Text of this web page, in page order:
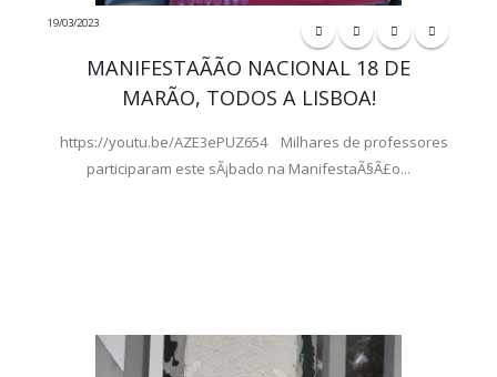
19/03/2023
MANIFESTAÃÃO NACIONAL 18 DE
MARÃO, TODOS A LISBOA!
https://youtu.be/AZE3ePUZ654 Milhares de professores
participaram este sÃ¡bado na ManifestaÃ§Ã£o...